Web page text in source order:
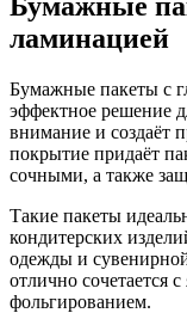
ламинацией
Бумажные пакеты с
эффектное решение
внимание и создаёт
покрытие придаёт
сочными, а также
Такие пакеты
кондитерских
одежды и
отлично сочетается
фольгированием.